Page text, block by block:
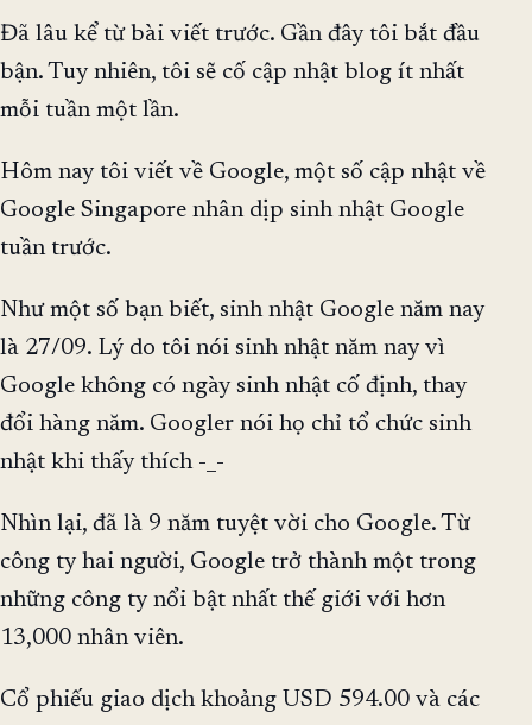
Đã lâu kể từ bài viết trước. Gần đây tôi bắt đầu
bận. Tuy nhiên, tôi sẽ cố cập nhật blog ít nhất
mỗi tuần một lần.
Hôm nay tôi viết về Google, một số cập nhật về
Google Singapore nhân dịp sinh nhật Google
tuần trước.
Như một số bạn biết, sinh nhật Google năm nay
là 27/09. Lý do tôi nói sinh nhật năm nay vì
Google không có ngày sinh nhật cố định, thay
đổi hàng năm. Googler nói họ chỉ tổ chức sinh
nhật khi thấy thích -_-
Nhìn lại, đã là 9 năm tuyệt vời cho Google. Từ
công ty hai người, Google trở thành một trong
những công ty nổi bật nhất thế giới với hơn
13,000 nhân viên.
Cổ phiếu giao dịch khoảng USD 594.00 và các